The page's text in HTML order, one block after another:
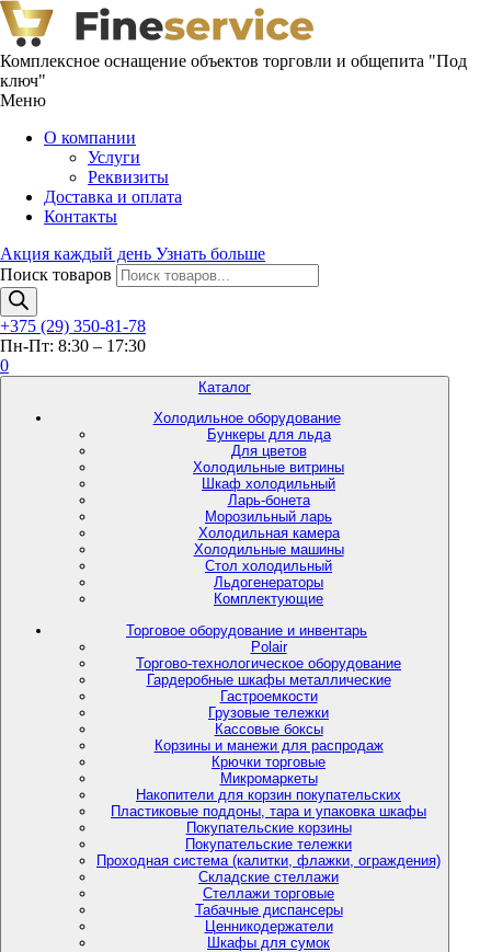
Комплексное оснащение объектов торговли и общепита "Под
ключ"
Меню
О компании
Услуги
Реквизиты
Доставка и оплата
Контакты
Акция каждый день Узнать больше
Поиск товаров
+375 (29) 350-81-78
Пн-Пт: 8:30 – 17:30
0
Каталог
Холодильное оборудование
Бункеры для льда
Для цветов
Холодильные витрины
Шкаф холодильный
Ларь-бонета
Морозильный ларь
Холодильная камера
Холодильные машины
Стол холодильный
Льдогенераторы
Комплектующие
Торговое оборудование и инвентарь
Polair
Торгово-технологическое оборудование
Гардеробные шкафы металлические
Гастроемкости
Грузовые тележки
Кассовые боксы
Корзины и манежи для распродаж
Крючки торговые
Микромаркеты
Накопители для корзин покупательских
Пластиковые поддоны, тара и упаковка шкафы
Покупательские корзины
Покупательские тележки
Проходная система (калитки, флажки, ограждения)
Складские стеллажи
Стеллажи торговые
Табачные диспансеры
Ценникодержатели
Шкафы для сумок